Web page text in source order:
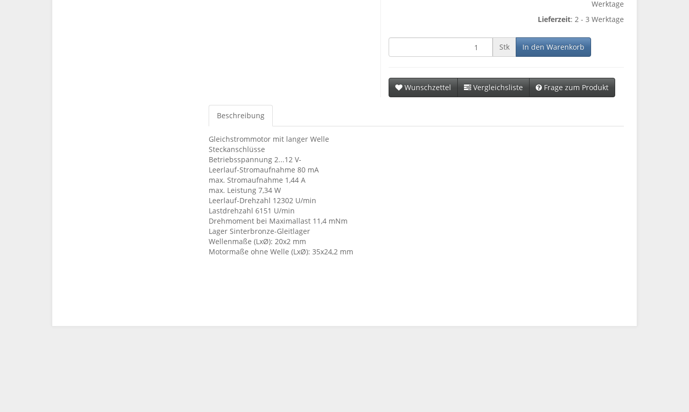
Werktage
Lieferzeit: 2 - 3 Werktage
Stk In den Warenkorb
Wunschzettel Vergleichsliste Frage zum Produkt
Beschreibung
Gleichstrommotor mit langer Welle
Steckanschlüsse
Betriebsspannung 2...12 V-
Leerlauf-Stromaufnahme 80 mA
max. Stromaufnahme 1,44 A
max. Leistung 7,34 W
Leerlauf-Drehzahl 12302 U/min
Lastdrehzahl 6151 U/min
Drehmoment bei Maximallast 11,4 mNm
Lager Sinterbronze-Gleitlager
Wellenmaße (LxØ): 20x2 mm
Motormaße ohne Welle (LxØ): 35x24,2 mm